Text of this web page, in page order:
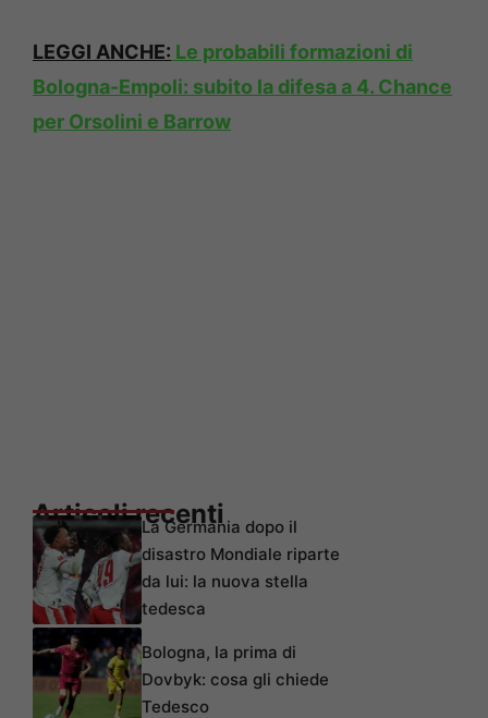
LEGGI ANCHE: Le probabili formazioni di
Bologna-Empoli: subito la difesa a 4. Chance
per Orsolini e Barrow
Articoli recenti
La Germania dopo il
disastro Mondiale riparte
da lui: la nuova stella
tedesca
Bologna, la prima di
Dovbyk: cosa gli chiede
Tedesco